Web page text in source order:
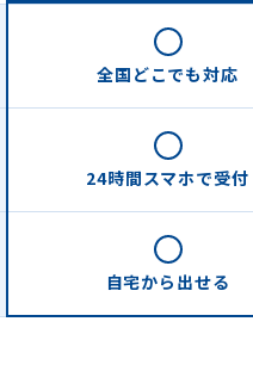
全国どこでも対応
24時間スマホで受付
自宅から 出せる